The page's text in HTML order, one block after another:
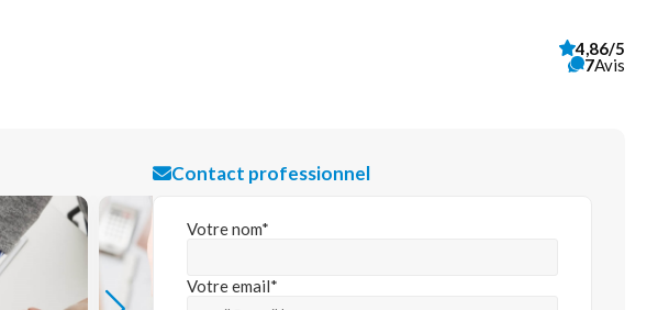
4,86/5
7Avis
Contact professionnel
Votre nom*
Votre email*